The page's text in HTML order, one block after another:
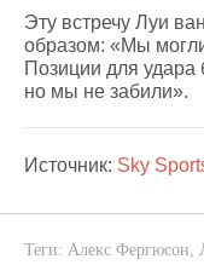
Эту встречу Луи
образом: «Мы
Позиции для удара
но мы не забили».
Источник: Sky
Теги: Алекс Фергюсон,